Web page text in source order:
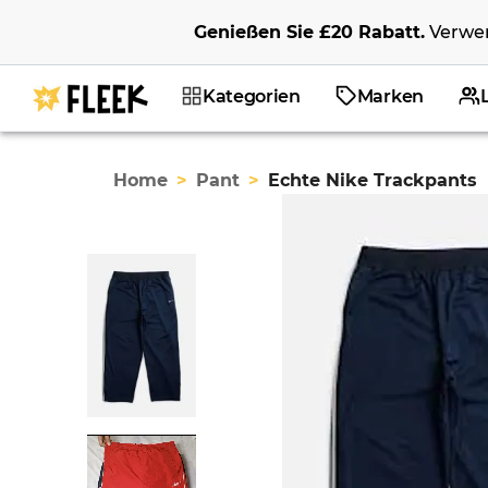
Genießen Sie£20 Rabatt.
Kategorien Marken
Home > Pant > Echte Nike Trackpants